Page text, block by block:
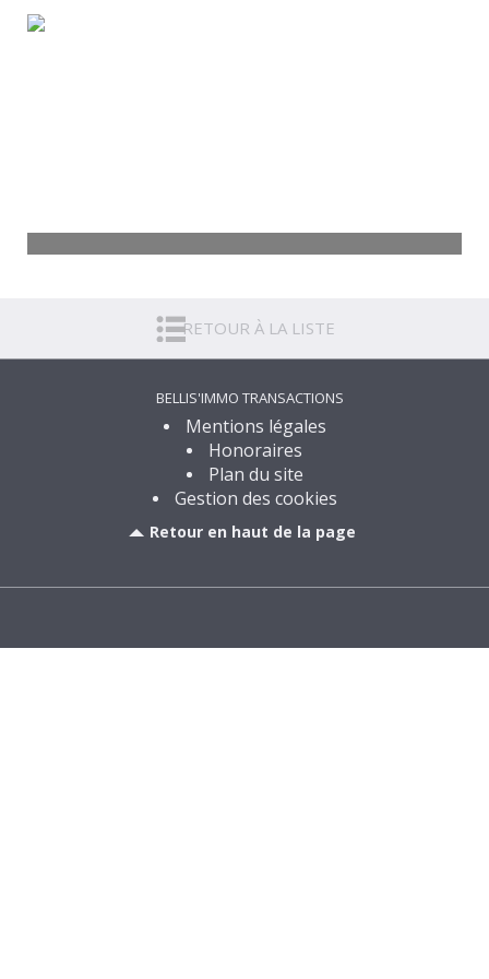
99 000€
RETOUR À LA LISTE
BELLIS'IMMO TRANSACTIONS
Mentions légales
Honoraires
Plan du site
Gestion des cookies
Retour en haut de la page